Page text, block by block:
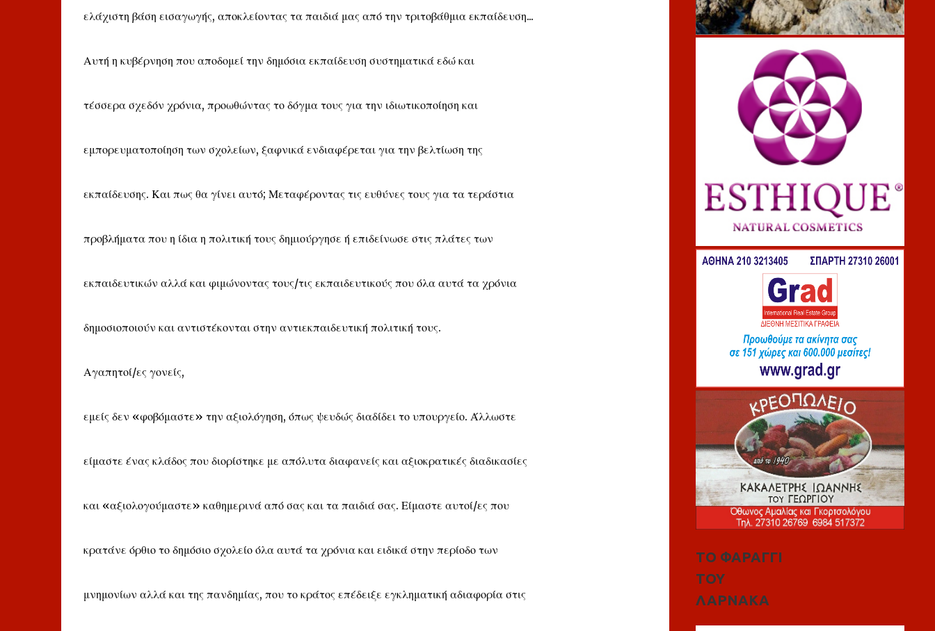
ελάχιστη βάση εισαγωγής, αποκλείοντας τα παιδιά μας από την τριτοβάθμια εκπαίδευση...
Αυτή η κυβέρνηση που αποδομεί την δημόσια εκπαίδευση συστηματικά εδώ και
τέσσερα σχεδόν χρόνια, προωθώντας το δόγμα τους για την ιδιωτικοποίηση και
εμπορευματοποίηση των σχολείων, ξαφνικά ενδιαφέρεται για την βελτίωση της
εκπαίδευσης. Και πως θα γίνει αυτό; Μεταφέροντας τις ευθύνες τους για τα τεράστια
προβλήματα που η ίδια η πολιτική τους δημιούργησε ή επιδείνωσε στις πλάτες των
εκπαιδευτικών αλλά και φιμώνοντας τους/τις εκπαιδευτικούς που όλα αυτά τα χρόνια
δημοσιοποιούν και αντιστέκονται στην αντιεκπαιδευτική πολιτική τους.
Αγαπητοί/ες γονείς,
εμείς δεν «φοβόμαστε» την αξιολόγηση, όπως ψευδώς διαδίδει το υπουργείο. Άλλωστε
είμαστε ένας κλάδος που διορίστηκε με απόλυτα διαφανείς και αξιοκρατικές διαδικασίες
και «αξιολογούμαστε» καθημερινά από σας και τα παιδιά σας. Είμαστε αυτοί/ες που
κρατάνε όρθιο το δημόσιο σχολείο όλα αυτά τα χρόνια και ειδικά στην περίοδο των
μνημονίων αλλά και της πανδημίας, που το κράτος επέδειξε εγκληματική αδιαφορία στις
ΤΟ ΦΑΡΑΓΓΙ
ΤΟΥ
ΛΑΡΝΑΚΑ